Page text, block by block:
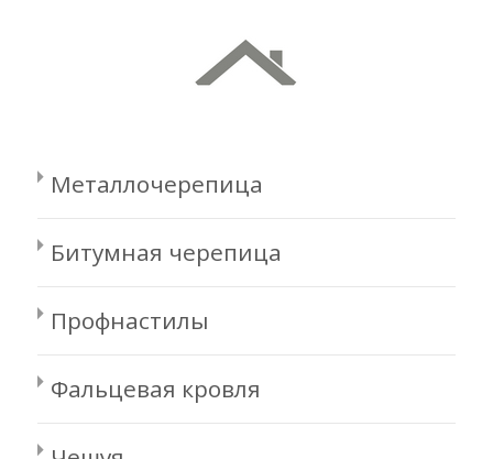
Металлочерепица
Битумная черепица
Профнастилы
Фальцевая кровля